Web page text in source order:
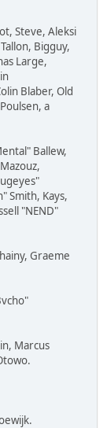
Steve, Aleksi
Bigguy,
Large,
Blaber, Old
a
Ballew,
Smith, Kays,
"NEND"
Graeme
Marcus